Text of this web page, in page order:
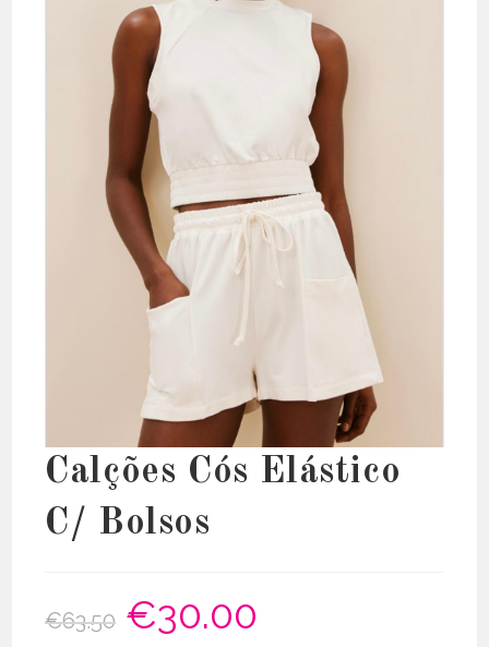
Calções Cós Elástico
C/ Bolsos
€63.50
O
preço
original
€30.00